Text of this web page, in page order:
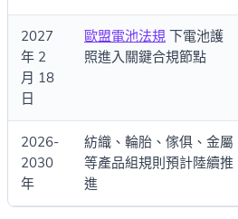
2027
年 2
月 18
日
歐盟電池法規 下電池護
照進入關鍵合規節點
2026-
2030
年
紡織、輪胎、傢俱、金屬
等產品組規則預計陸續推
進